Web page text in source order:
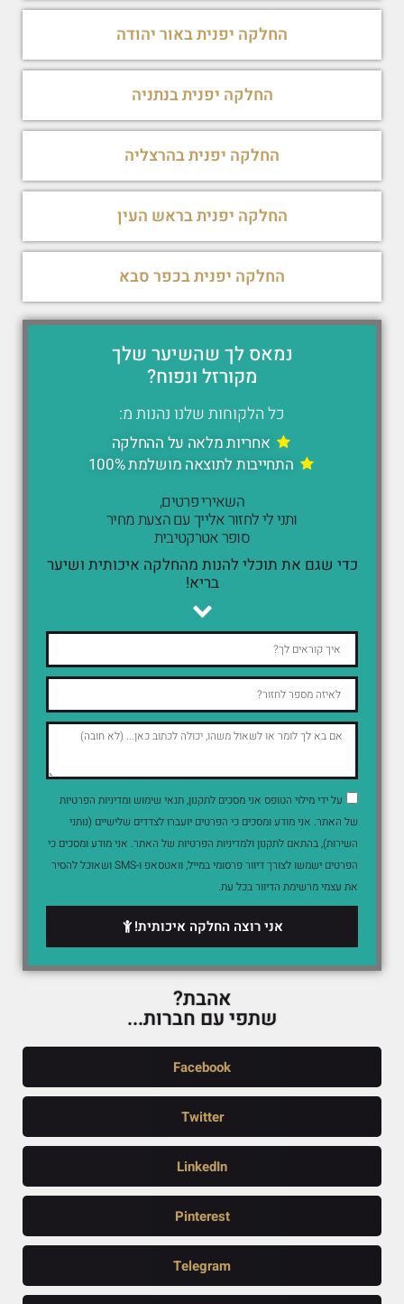
החלקה יפנית באור יהודה
החלקה יפנית בנתניה
החלקה יפנית בהרצליה
החלקה יפנית בראש העין
החלקה יפנית בכפר סבא
נמאס לך שהשיער שלך
מקורזל ונפוח?
כל הלקוחות שלנו נהנות מ:
אחריות מלאה על ההחלקה
התחייבות לתוצאה מושלמת 100%
השאירי פרטים,
ותני לי לחזור אלייך עם הצעת מחיר
סופר אטרקטיבית
כדי שגם את תוכלי להנות מהחלקה איכותית ושיער
בריא!
על ידי מילוי הטופס אני מסכים לתקנון, תנאי שימוש ומדיניות הפרטיות
של האתר. אני מודע ומסכים כי הפרטים יועברו לצדדים שלישיים (נותני
השירות), בהתאם לתקנון ולמדיניות הפרטיות של האתר. אני מודע ומסכים כי
הפרטים ישמשו לצורך דיוור פרסומי במייל, וואטסאפ ו-SMS ושאוכל להסיר
את עצמי מרשימת הדיוור בכל עת.
אני רוצה החלקה איכותית!
אהבת?
שתפי עם חברות...
Facebook
Twitter
LinkedIn
Pinterest
Telegram